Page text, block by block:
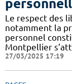
Le respect des
notamment la
personnel
Montpellier
27/03/2025 17:19